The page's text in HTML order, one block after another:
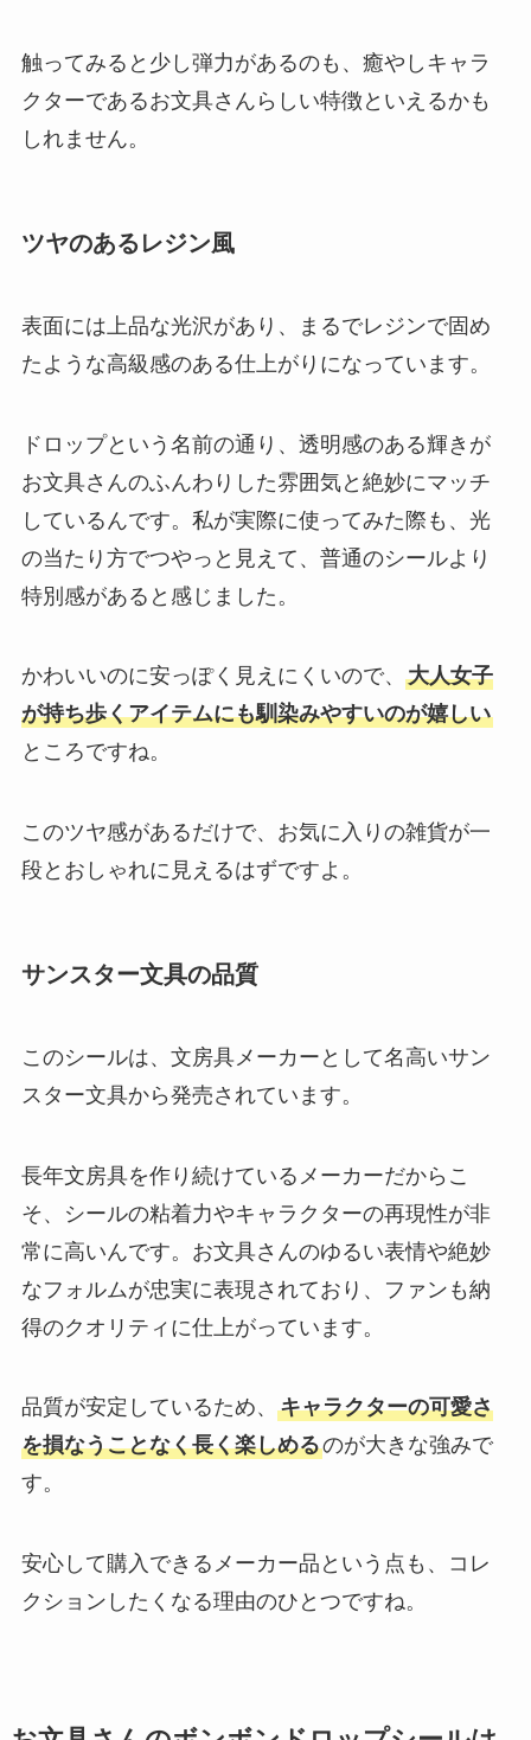
触ってみると少し弾力があるのも、癒やしキャラ
クターであるお文具さんらしい特徴といえるかも
しれません。
ツヤのあるレジン風
表面には上品な光沢があり、まるでレジンで固め
たような高級感のある仕上がりになっています。
ドロップという名前の通り、透明感のある輝きが
お文具さんのふんわりした雰囲気と絶妙にマッチ
しているんです。私が実際に使ってみた際も、光
の当たり方でつやっと見えて、普通のシールより
特別感があると感じました。
かわいいのに安っぽく見えにくいので、 大人女子
が持ち歩くアイテムにも馴染みやすいのが嬉しい
ところですね。
このツヤ感があるだけで、お気に入りの雑貨が一
段とおしゃれに見えるはずですよ。
サンスター文具の品質
このシールは、文房具メーカーとして名高いサン
スター文具から発売されています。
長年文房具を作り続けているメーカーだからこ
そ、シールの粘着力やキャラクターの再現性が非
常に高いんです。お文具さんのゆるい表情や絶妙
なフォルムが忠実に表現されており、ファンも納
得のクオリティに仕上がっています。
品質が安定しているため、 キャラクターの可愛さ
を損なうことなく長く楽しめるのが大きな強みで
す。
安心して購入できるメーカー品という点も、コレ
クションしたくなる理由のひとつですね。